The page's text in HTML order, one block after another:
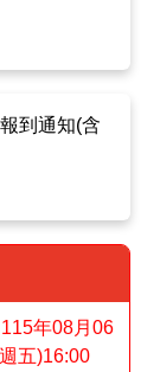
到通知(含
115年08月06
五)16:00